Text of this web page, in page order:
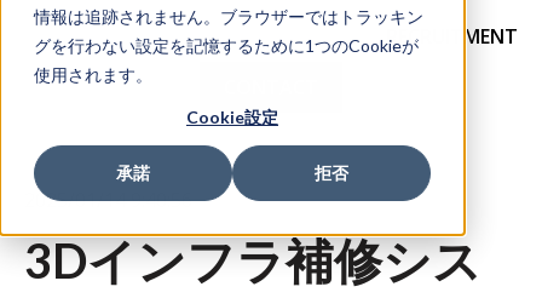
情報は追跡されません。ブラウザーではトラッキン
グを行わない設定を記憶するために1つのCookieが
使用されます。
Cookie設定
承諾 拒否
RECRUITMENT
2025/01/14 9:40:56
3Dインフラ補修シス